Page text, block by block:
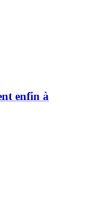
enfin à